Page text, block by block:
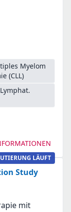
Myelom
(CLL)
LÄUFT
Study
mit